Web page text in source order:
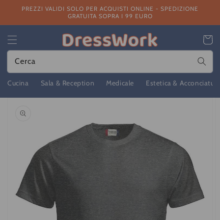
direttamente
PREZZI VALIDI SOLO PER ACQUISTI ONLINE - SPEDIZIONE
GRATUITA SOPRA I 99 EURO
Cerca
Cucina Sala & Reception Medicale Estetica & Acconciature
Carrello
Passa alle
sul prodotto